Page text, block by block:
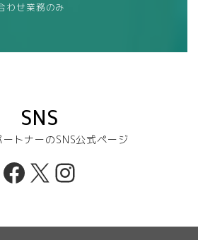
わせ業務のみ
SNS
トナーのSNS公式ページ
Facebook
X Instagram